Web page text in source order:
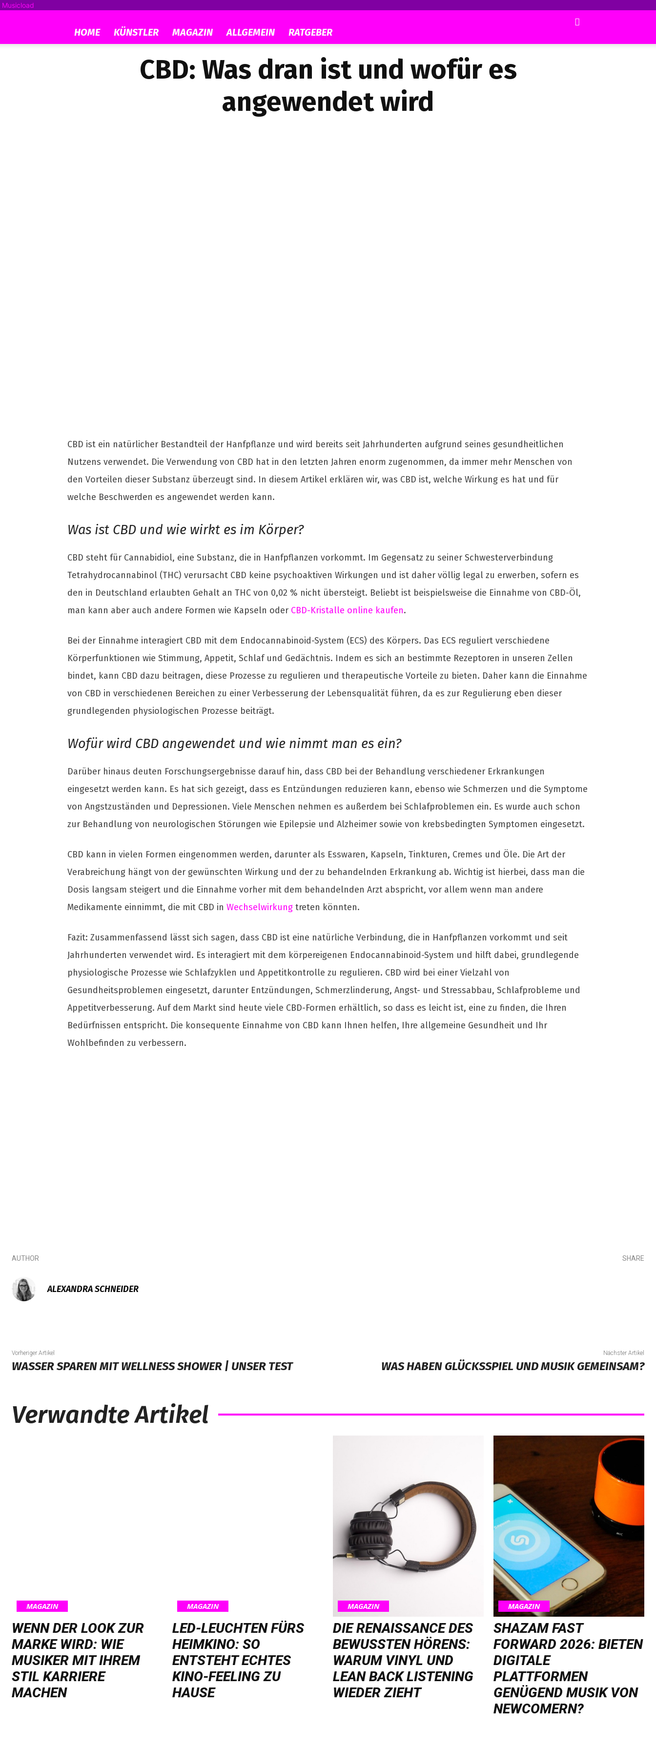
Musicload
HOME KÜNSTLER MAGAZIN ALLGEMEIN RATGEBER
CBD: Was dran ist und wofür es
angewendet wird
CBD ist ein natürlicher Bestandteil der Hanfpflanze und wird bereits seit Jahrhunderten aufgrund seines gesundheitlichen
Nutzens verwendet. Die Verwendung von CBD hat in den letzten Jahren enorm zugenommen, da immer mehr Menschen von
den Vorteilen dieser Substanz überzeugt sind. In diesem Artikel erklären wir, was CBD ist, welche Wirkung es hat und für
welche Beschwerden es angewendet werden kann.
Was ist CBD und wie wirkt es im Körper?
CBD steht für Cannabidiol, eine Substanz, die in Hanfpflanzen vorkommt. Im Gegensatz zu seiner Schwesterverbindung
Tetrahydrocannabinol (THC) verursacht CBD keine psychoaktiven Wirkungen und ist daher völlig legal zu erwerben, sofern es
den in Deutschland erlaubten Gehalt an THC von 0,02 % nicht übersteigt. Beliebt ist beispielsweise die Einnahme von CBD-Öl,
man kann aber auch andere Formen wie Kapseln oder CBD-Kristalle online kaufen.
Bei der Einnahme interagiert CBD mit dem Endocannabinoid-System (ECS) des Körpers. Das ECS reguliert verschiedene
Körperfunktionen wie Stimmung, Appetit, Schlaf und Gedächtnis. Indem es sich an bestimmte Rezeptoren in unseren Zellen
bindet, kann CBD dazu beitragen, diese Prozesse zu regulieren und therapeutische Vorteile zu bieten. Daher kann die Einnahme
von CBD in verschiedenen Bereichen zu einer Verbesserung der Lebensqualität führen, da es zur Regulierung eben dieser
grundlegenden physiologischen Prozesse beiträgt.
Wofür wird CBD angewendet und wie nimmt man es ein?
Darüber hinaus deuten Forschungsergebnisse darauf hin, dass CBD bei der Behandlung verschiedener Erkrankungen
eingesetzt werden kann. Es hat sich gezeigt, dass es Entzündungen reduzieren kann, ebenso wie Schmerzen und die Symptome
von Angstzuständen und Depressionen. Viele Menschen nehmen es außerdem bei Schlafproblemen ein. Es wurde auch schon
zur Behandlung von neurologischen Störungen wie Epilepsie und Alzheimer sowie von krebsbedingten Symptomen eingesetzt.
CBD kann in vielen Formen eingenommen werden, darunter als Esswaren, Kapseln, Tinkturen, Cremes und Öle. Die Art der
Verabreichung hängt von der gewünschten Wirkung und der zu behandelnden Erkrankung ab. Wichtig ist hierbei, dass man die
Dosis langsam steigert und die Einnahme vorher mit dem behandelnden Arzt abspricht, vor allem wenn man andere
Medikamente einnimmt, die mit CBD in Wechselwirkung treten könnten.
Fazit: Zusammenfassend lässt sich sagen, dass CBD ist eine natürliche Verbindung, die in Hanfpflanzen vorkommt und seit
Jahrhunderten verwendet wird. Es interagiert mit dem körpereigenen Endocannabinoid-System und hilft dabei, grundlegende
physiologische Prozesse wie Schlafzyklen und Appetitkontrolle zu regulieren. CBD wird bei einer Vielzahl von
Gesundheitsproblemen eingesetzt, darunter Entzündungen, Schmerzlinderung, Angst- und Stressabbau, Schlafprobleme und
Appetitverbesserung. Auf dem Markt sind heute viele CBD-Formen erhältlich, so dass es leicht ist, eine zu finden, die Ihren
Bedürfnissen entspricht. Die konsequente Einnahme von CBD kann Ihnen helfen, Ihre allgemeine Gesundheit und Ihr
Wohlbefinden zu verbessern.
AUTHOR
ALEXANDRA SCHNEIDER
SHARE
Vorheriger Artikel
WASSER SPAREN MIT WELLNESS SHOWER | UNSER TEST
Nächster Artikel
WAS HABEN GLÜCKSSPIEL UND MUSIK GEMEINSAM?
Verwandte Artikel
MAGAZIN
WENN DER LOOK ZUR
MARKE WIRD: WIE
MUSIKER MIT IHREM
STIL KARRIERE
MACHEN
MAGAZIN
LED-LEUCHTEN FÜRS
HEIMKINO: SO
ENTSTEHT ECHTES
KINO-FEELING ZU
HAUSE
MAGAZIN
DIE RENAISSANCE DES
BEWUSSTEN HÖRENS:
WARUM VINYL UND
LEAN BACK LISTENING
WIEDER ZIEHT
MAGAZIN
SHAZAM FAST
FORWARD 2026: BIETEN
DIGITALE
PLATTFORMEN
GENÜGEND MUSIK VON
NEWCOMERN?